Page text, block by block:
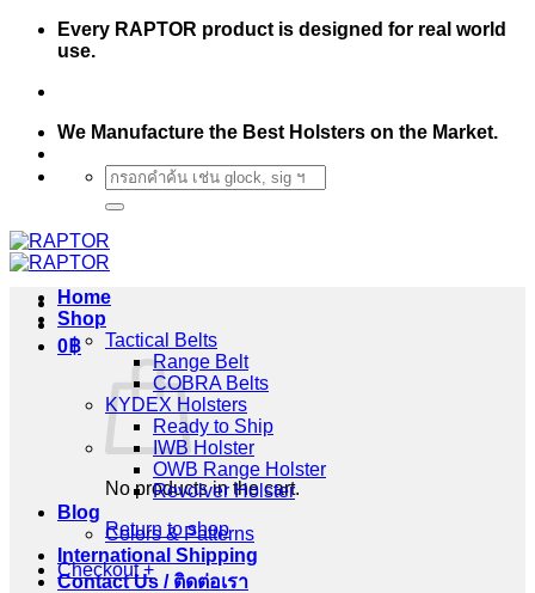
Skip
Every RAPTOR product is designed for real world
use.
We Manufacture the Best Holsters on the Market.
Search
for:
0฿
No products in the cart.
Return to shop
Checkout +
Home
Shop
Tactical Belts
Range Belt
COBRA Belts
KYDEX Holsters
Ready to Ship
IWB Holster
OWB Range Holster
Revolver Holster
Blog
Colors & Patterns
International Shipping
Contact Us / ติดต่อเรา